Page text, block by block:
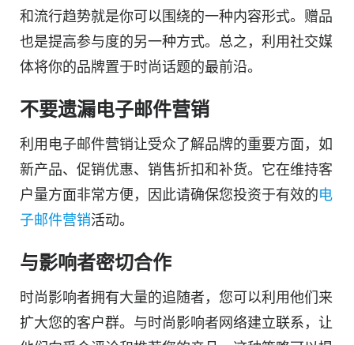
和流行趋势就是你可以围绕的一种内容形式。赠品
也是提高参与度的另一种方式。总之，利用社交媒
体将你的品牌置于时尚话题的最前沿。
不要遗漏电子邮件营销
利用电子邮件营销让受众了解品牌的重要方面，如
新产品、促销优惠、销售折扣和补货。它在维持客
户量方面非常方便，因此请确保您投资于有效的电
子邮件营销活动。
与影响者密切合作
时尚影响者拥有大量的追随者，您可以利用他们来
扩大您的客户群。与时尚影响者网络建立联系，让